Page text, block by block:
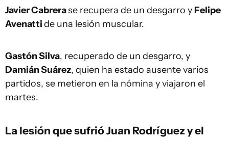
Javier Cabrerase recupera de un desgarro y Felipe
Avenattide una lesión muscular.
Gastón Silva, recuperado de un desgarro, y
Damián Suárez, quien ha estado ausente varios
partidos, se metieron en la nómina y viajaron el
martes.
La lesión que sufrió Juan Rodríguez y el